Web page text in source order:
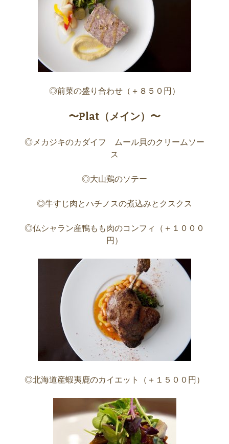
◎前菜の盛り合わせ（＋８５０円）
〜Plat（メイン）〜
◎メカジキのカダイフ ムール貝のクリームソー
ス
◎大山鶏のソテー
◎牛すじ肉とハチノスの煮込みとクスクス
◎仏シャラン産鴨もも肉のコンフィ（＋１０００
円）
◎北海道産蝦夷鹿のカイエット（＋１５００円）